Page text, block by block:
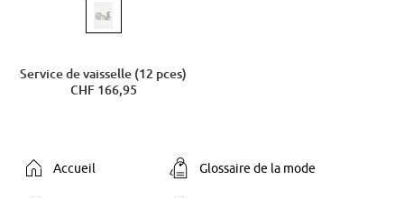
Service de vaisselle (12 pces)
CHF 166,95
Accueil Glossaire de la mode